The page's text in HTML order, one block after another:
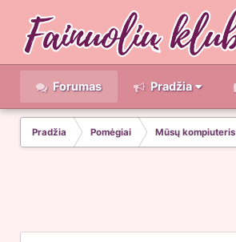
Forumas Pradžia
Pradžia Pomėgiai Mūsų kompiuteris